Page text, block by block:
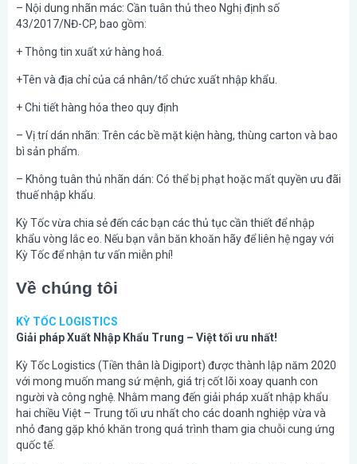
– Nội dung nhãn mác: Cần tuân thủ theo Nghị định số
43/2017/NĐ-CP, bao gồm:
+ Thông tin xuất xứ hàng hoá.
+Tên và địa chỉ của cá nhân/tổ chức xuất nhập khẩu.
+ Chi tiết hàng hóa theo quy định
– Vị trí dán nhãn: Trên các bề mặt kiện hàng, thùng carton và bao
bì sản phẩm.
– Không tuân thủ nhãn dán: Có thể bị phạt hoặc mất quyền ưu đãi
thuế nhập khẩu.
Kỳ Tốc vừa chia sẻ đến các bạn các thủ tục cần thiết để nhập
khẩu vòng lắc eo. Nếu bạn vẫn băn khoăn hãy để liên hệ ngay với
Kỳ Tốc để nhận tư vấn miễn phí!
Về chúng tôi
KỲ TỐC LOGISTICS
Giải pháp Xuất Nhập Khẩu Trung – Việt tối ưu nhất!
Kỳ Tốc Logistics (Tiền thân là Digiport) được thành lập năm 2020
với mong muốn mang sứ mệnh, giá trị cốt lõi xoay quanh con
người và công nghệ. Nhằm mang đến giải pháp xuất nhập khẩu
hai chiều Việt – Trung tối ưu nhất cho các doanh nghiệp vừa và
nhỏ đang gặp khó khăn trong quá trình tham gia chuỗi cung ứng
quốc tế.